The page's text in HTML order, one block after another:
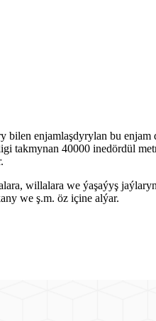
enjamlaşdyrylan bu
takmynan 40000 inedördül
willalara we ýaşaýyş
we ş.m. öz içine alýar.